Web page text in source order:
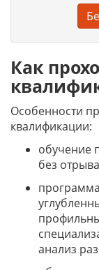
Как
Особенности
квалификации:
обучение
без
анализ